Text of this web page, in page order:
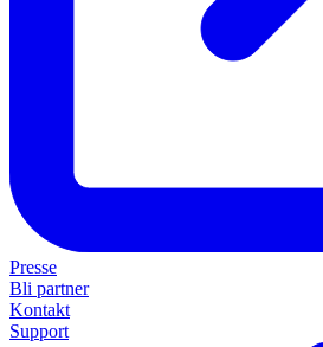
Presse
Bli partner
Kontakt
Support